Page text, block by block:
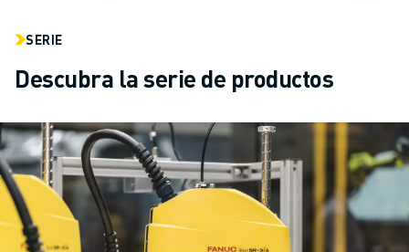
SERIE
Descubra la serie de productos